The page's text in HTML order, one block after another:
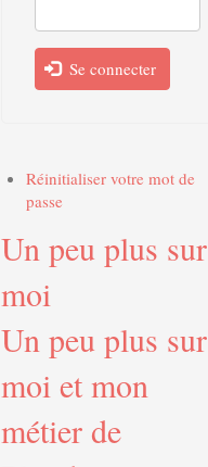
Se connecter
Réinitialiser votre mot de
passe
Un peu plus sur
moi
Un peu plus sur
moi et mon
métier de